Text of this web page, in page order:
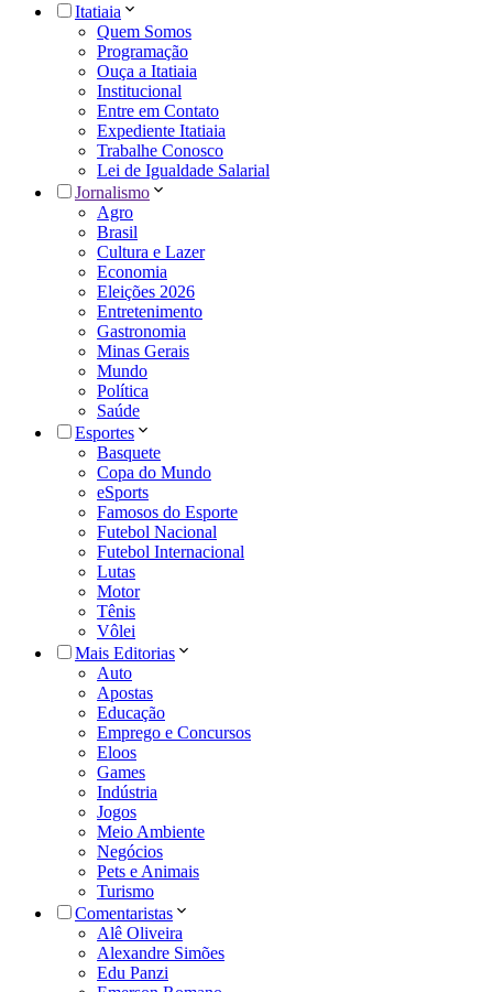
Itatiaia
Quem Somos
Programação
Ouça a Itatiaia
Institucional
Entre em Contato
Expediente Itatiaia
Trabalhe Conosco
Lei de Igualdade Salarial
Jornalismo
Agro
Brasil
Cultura e Lazer
Economia
Eleições 2026
Entretenimento
Gastronomia
Minas Gerais
Mundo
Política
Saúde
Esportes
Basquete
Copa do Mundo
eSports
Famosos do Esporte
Futebol Nacional
Futebol Internacional
Lutas
Motor
Tênis
Vôlei
Mais Editorias
Auto
Apostas
Educação
Emprego e Concursos
Eloos
Games
Indústria
Jogos
Meio Ambiente
Negócios
Pets e Animais
Turismo
Comentaristas
Alê Oliveira
Alexandre Simões
Edu Panzi